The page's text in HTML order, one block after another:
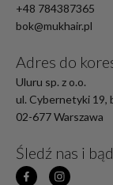
+48 784387365
bok@mukhair.pl
Adres do
Uluru sp. z o.o.
ul. Cybernetyki 19,
02-677 Warszawa
Śledź nas i